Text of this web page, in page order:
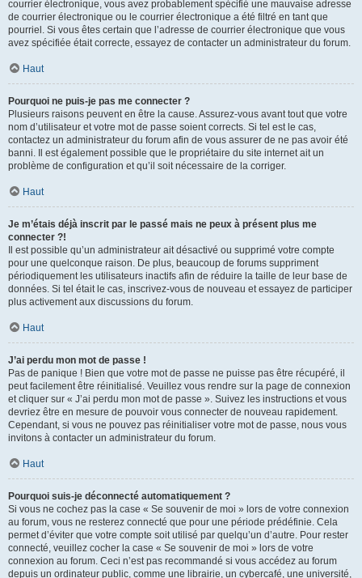
courrier électronique, vous avez probablement spécifié une mauvaise adresse
de courrier électronique ou le courrier électronique a été filtré en tant que
pourriel. Si vous êtes certain que l’adresse de courrier électronique que vous
avez spécifiée était correcte, essayez de contacter un administrateur du forum.
Haut
Pourquoi ne puis-je pas me connecter ?
Plusieurs raisons peuvent en être la cause. Assurez-vous avant tout que votre
nom d’utilisateur et votre mot de passe soient corrects. Si tel est le cas,
contactez un administrateur du forum afin de vous assurer de ne pas avoir été
banni. Il est également possible que le propriétaire du site internet ait un
problème de configuration et qu’il soit nécessaire de la corriger.
Haut
Je m’étais déjà inscrit par le passé mais ne peux à présent plus me
connecter ?!
Il est possible qu’un administrateur ait désactivé ou supprimé votre compte
pour une quelconque raison. De plus, beaucoup de forums suppriment
périodiquement les utilisateurs inactifs afin de réduire la taille de leur base de
données. Si tel était le cas, inscrivez-vous de nouveau et essayez de participer
plus activement aux discussions du forum.
Haut
J’ai perdu mon mot de passe !
Pas de panique ! Bien que votre mot de passe ne puisse pas être récupéré, il
peut facilement être réinitialisé. Veuillez vous rendre sur la page de connexion
et cliquer sur « J’ai perdu mon mot de passe ». Suivez les instructions et vous
devriez être en mesure de pouvoir vous connecter de nouveau rapidement.
Cependant, si vous ne pouvez pas réinitialiser votre mot de passe, nous vous
invitons à contacter un administrateur du forum.
Haut
Pourquoi suis-je déconnecté automatiquement ?
Si vous ne cochez pas la case « Se souvenir de moi » lors de votre connexion
au forum, vous ne resterez connecté que pour une période prédéfinie. Cela
permet d’éviter que votre compte soit utilisé par quelqu’un d’autre. Pour rester
connecté, veuillez cocher la case « Se souvenir de moi » lors de votre
connexion au forum. Ceci n’est pas recommandé si vous accédez au forum
depuis un ordinateur public, comme une librairie, un cybercafé, une université,